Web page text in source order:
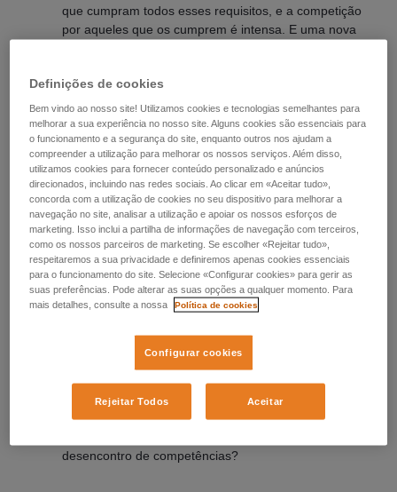
que cumpram todos esses requisitos, e a competição
por aqueles que os cumprem é intensa. E uma nova
Hoje, e especialmente no futuro, o que se sabe é menos
relevante do que a capacidade de aprender. Estamos todos
a reinventar os nossos trabalhos em tempo real devido à
inteligência artificial e outras inovações. O recrutamento
deve adaptar-se a esta nova realidade, selecionando com
base no potencial presente e futuro para as funções de
amanhã, em vez de se concentrar no desempenho passado
ou no talento de ontem.
Atualize o seu mindset. Esta é, sem dúvida, a
consequência natural; uma vez dado o passo corajoso
futuro. Que competências humanas serão essenciais
para o sucesso dos candidatos? Em que
departamentos e indústrias estão a trabalhar
atualmente que, embora não pareçam uma
desencontro de competências?
Definições de cookies
Bem vindo ao nosso site! Utilizamos cookies e tecnologias semelhantes para
melhorar a sua experiência no nosso site. Alguns cookies são essenciais para
o funcionamento e a segurança do site, enquanto outros nos ajudam a
compreender a utilização para melhorar os nossos serviços. Além disso,
utilizamos cookies para fornecer conteúdo personalizado e anúncios
direcionados, incluindo nas redes sociais. Ao clicar em «Aceitar tudo»,
concorda com a utilização de cookies no seu dispositivo para melhorar a
navegação no site, analisar a utilização e apoiar os nossos esforços de
marketing. Isso inclui a partilha de informações de navegação com terceiros,
como os nossos parceiros de marketing. Se escolher «Rejeitar tudo»,
respeitaremos a sua privacidade e definiremos apenas cookies essenciais
para o funcionamento do site. Selecione «Configurar cookies» para gerir as
suas preferências. Pode alterar as suas opções a qualquer momento. Para
mais detalhes, consulte a nossa
Política de cookies
Configurar cookies
Rejeitar Todos Aceitar